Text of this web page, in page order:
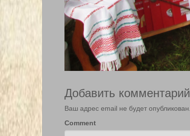
Добавить комментарий
Ваш адрес email не будет опубликован.
Comment